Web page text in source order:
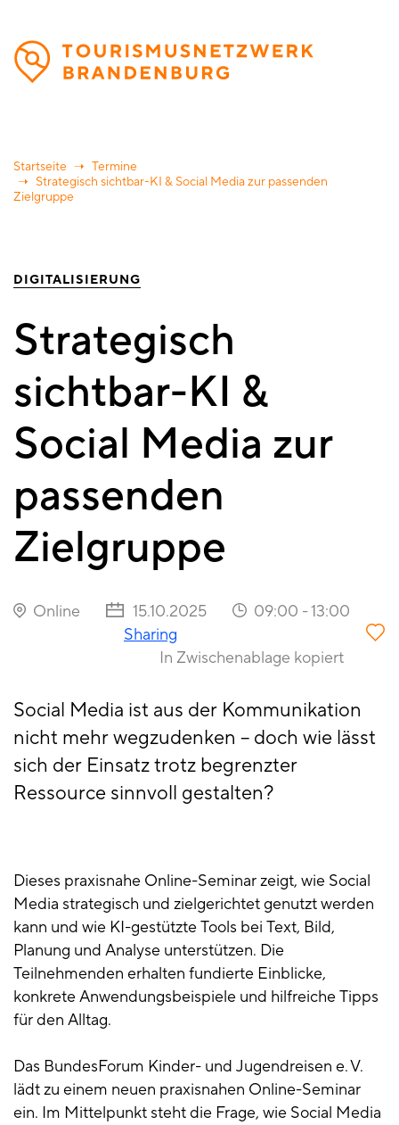
Direkt
zum
Inhalt
Startseite
Termine
Strategisch sichtbar-KI & Social Media zur passenden
Zielgruppe
DIGITALISIERUNG
Strategisch
sichtbar-KI &
Social Media zur
passenden
Zielgruppe
Online 15.10.2025 09:00 -13:00
Sharing
In Zwischenablage kopiert
Social Media ist aus der Kommunikation
nicht mehr wegzudenken – doch wie lässt
sich der Einsatz trotz begrenzter
Ressource sinnvoll gestalten?
Dieses praxisnahe Online-Seminar zeigt, wie Social
Media strategisch und zielgerichtet genutzt werden
kann und wie KI-gestützte Tools bei Text, Bild,
Planung und Analyse unterstützen. Die
Teilnehmenden erhalten fundierte Einblicke,
konkrete Anwendungsbeispiele und hilfreiche Tipps
für den Alltag.
Das BundesForum Kinder- und Jugendreisen e. V.
lädt zu einem neuen praxisnahen Online-Seminar
ein. Im Mittelpunkt steht die Frage, wie Social Media